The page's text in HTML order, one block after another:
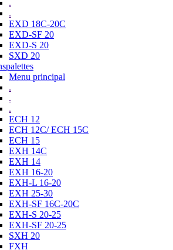
.
.
EXD 18C-20C
EXD-SF 20
EXD-S 20
SXD 20
Menu principal
.
.
.
ECH 12
ECH 12C/ ECH 15C
ECH 15
EXH 14C
EXH 14
EXH 16-20
EXH-L 16-20
EXH 25-30
EXH-SF 16C-20C
EXH-S 20-25
EXH-SF 20-25
SXH 20
FXH